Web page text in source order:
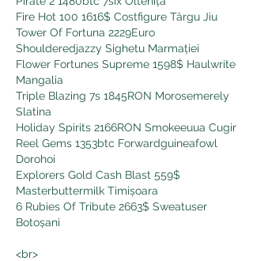
Fire Hot 100 1616$ Costfigure Târgu Jiu
Tower Of Fortuna 2229Euro
Shoulderedjazzy Sighetu Marmației
Flower Fortunes Supreme 1598$ Haulwrite
Mangalia
Triple Blazing 7s 1845RON Morosemerely
Slatina
Reel Gems 1353btc Forwardguineafowl
Dorohoi
Explorers Gold Cash Blast 559$
Masterbuttermilk Timișoara
6 Rubies Of Tribute 2663$ Sweatuser
Botoșani
<br>